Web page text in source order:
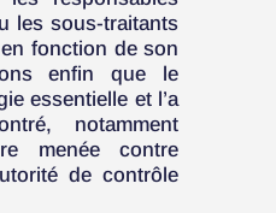
les sous-traitants
fonction de son
enfin que le
essentielle et l’a
notamment
menée contre
de contrôle